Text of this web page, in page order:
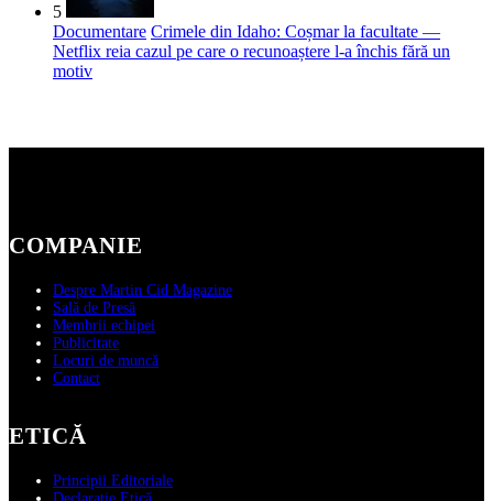
5
Documentare Crimele din Idaho: Coșmar la facultate —
Netflix reia cazul pe care o recunoaștere l-a închis fără un
motiv
COMPANIE
Despre Martin Cid Magazine
Sală de Presă
Membrii echipei
Publicitate
Locuri de muncă
Contact
ETICĂ
Principii Editoriale